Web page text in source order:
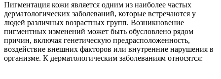
Пигментация кожи является одним из наиболее частых
дерматологических заболеваний, которые встречаются у
людей различных возрастных групп. Возникновение
пигментных изменений может быть обусловлено рядом
причин, включая генетическую предрасположенность,
воздействие внешних факторов или внутренние нарушения в
организме. К дерматологическим заболеваниям относятся: